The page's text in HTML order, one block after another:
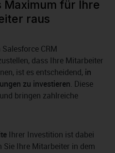
Maximum für Ihre
raus
CRM
dass Ihre Mitarbeiter
ist es entscheidend, in
zu investieren. Diese
bringen zahlreiche
Ihrer Investition ist dabei
Sie Ihre Mitarbeiter in dem